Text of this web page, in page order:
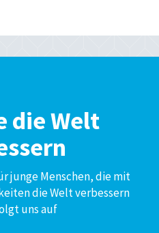
die Welt
junge Menschen, die mit
die Welt verbessern
uns auf